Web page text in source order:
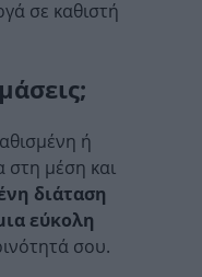
σε καθιστή
ή
στη μέση και
διάταση
εύκολη
σου.